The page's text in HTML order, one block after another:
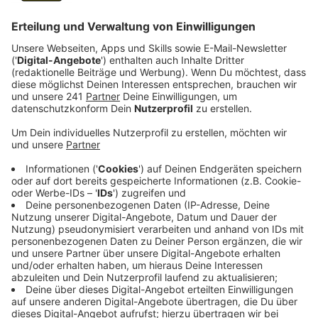
Vier junge Frauen Ende 20: Sie heißen Jana, Annika,
Vanessa und Debbi. An einem Frühlingsnachmittag
2018 ist ihnen der Kragen geplatzt, als sie vor lauter
Müll den Aufenthalt im Park nicht genießen konnten.
Da haben sie entschieden, jeden letzten Samstag im
Monat wilden Müll in Bergisch Gladbach einzusammeln.
Seitdem sammeln sie bei Wind und
Wetter. Ausgerüstet mit Zangen, Handschuhen und
Müllsäcken durchforsten sie zwei Stunden lang
Stadtteile rund um Bergisch Gladbach.
Und all das natürlich in ihrer Freizeit.
Den Müll holt die AWB ab.
Anzeige